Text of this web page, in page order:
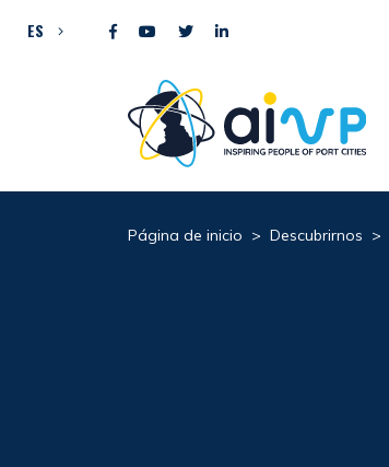
ES
Página de inicio > Descubrirnos >